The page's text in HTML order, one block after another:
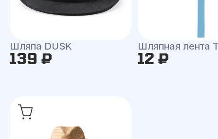
Шляпа DUSK
139 ₽
Шляпная лента
12 ₽